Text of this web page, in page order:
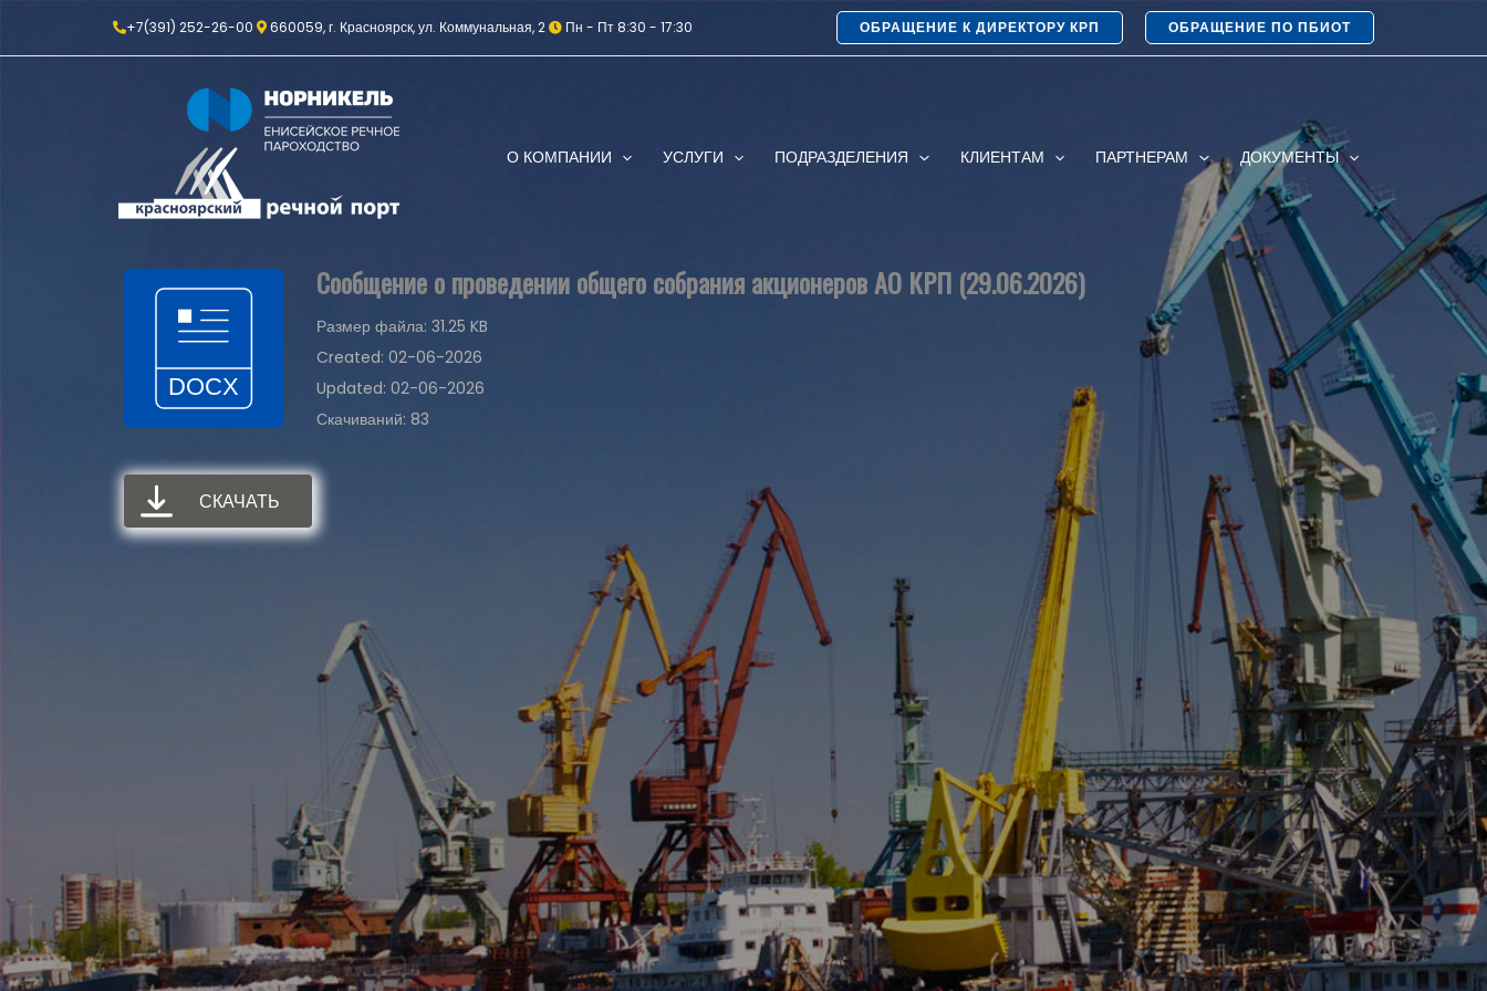
+7(391) 252-26-00 660059, г. Красноярск, ул. Коммунальная, 2 Пн - Пт 8:30 - 17:30 ОБРАЩЕНИЕ К ДИРЕКТОРУ КРП ОБРАЩЕНИЕ ПО ПБИОТ
О КОМПАНИИ УСЛУГИ ПОДРАЗДЕЛЕНИЯ КЛИЕНТАМ ПАРТНЕРАМ ДОКУМЕНТЫ
Сообщение о проведении общего собрания акционеров АО КРП (29.06.2026)
Размер файла: 31.25 KB
Created: 02-06-2026
Updated: 02-06-2026
Скачиваний: 83
СКАЧАТЬ